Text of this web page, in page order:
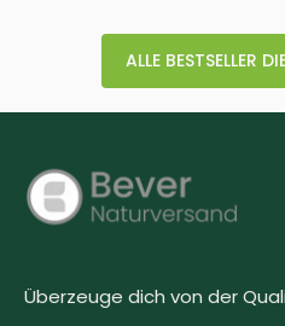
ALLE BESTSELLER
Überzeuge dich von der